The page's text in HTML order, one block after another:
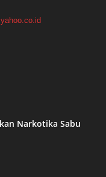
Narkotika Sabu